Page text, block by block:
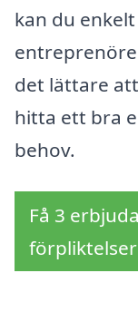
kan du
det lättare
hitta ett bra
behov.
Få 3
förpliktelser